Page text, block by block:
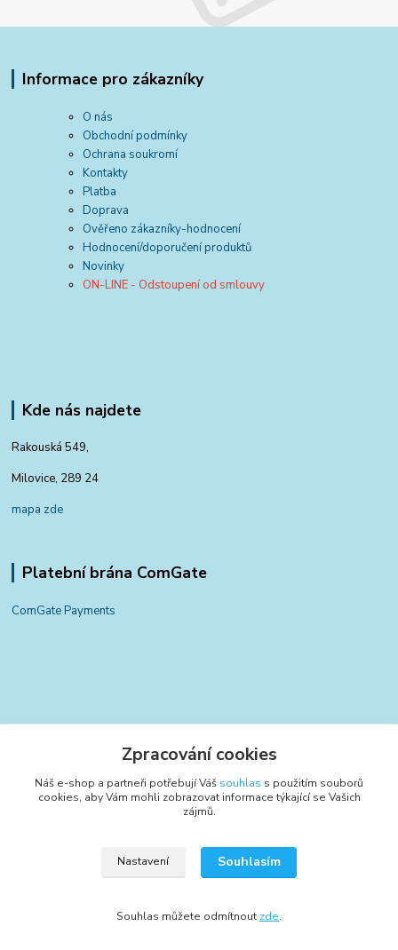
Informace pro zákazníky
O nás
Obchodní podmínky
Ochrana soukromí
Kontakty
Platba
Doprava
Ověřeno zákazníky-hodnocení
Hodnocení/doporučení produktů
Novinky
ON-LINE - Odstoupení od smlouvy
Kde nás najdete
Rakouská 549,
Milovice, 289 24
mapa zde
Platební brána ComGate
ComGate Payments
+420 797 834 700
(Po-Pá, 8-15:30 hod.)
Zpracování cookies
Náš e-shop a partneři potřebují Váš souhlas s použitím souborů
cookies, aby Vám mohli zobrazovat informace týkající se Vašich
zájmů.
Nastavení Souhlasím
Souhlas můžete odmítnout zde.